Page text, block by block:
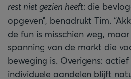
rest niet gezien heeft: die
opgeven”, benadrukt Tim.
de fun is misschien weg,
spanning van de markt die
beweging is. Overigens:
individuele aandelen blijft